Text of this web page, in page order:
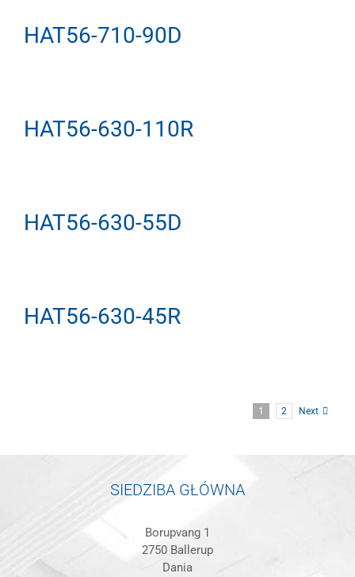
HAT56-710-90D
HAT56-630-110R
HAT56-630-55D
HAT56-630-45R
1 2 Next
SIEDZIBA GŁÓWNA
Borupvang 1
2750 Ballerup
Dania